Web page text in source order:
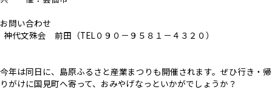
お問い合わせ
神代文殊会 前田（TEL０９０－９５８１－４３２０）
今年は同日に、島原ふるさと産業まつりも開催されます。ぜひ行き・帰
りがけに国見町へ寄って、おみやげなっといかがでしょうか？